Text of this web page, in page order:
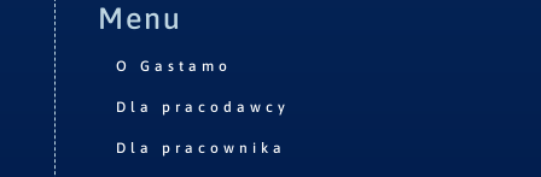
Menu
O Gastamo
Dla pracodawcy
Dla pracownika